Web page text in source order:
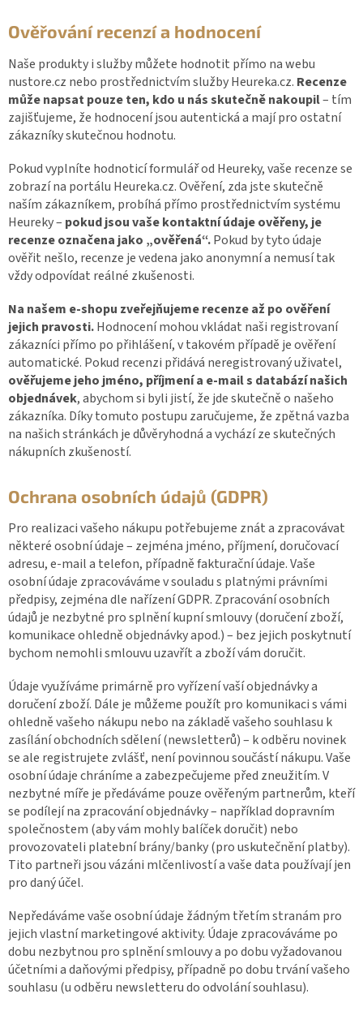
Ověřování recenzí a hodnocení
Naše produkty i služby můžete hodnotit přímo na webu
nustore.cz nebo prostřednictvím služby Heureka.cz. Recenze
může napsat pouze ten, kdo u nás skutečně nakoupil– tím
zajišťujeme, že hodnocení jsou autentická a mají pro ostatní
zákazníky skutečnou hodnotu.
Pokud vyplníte hodnoticí formulář od Heureky, vaše recenze se
zobrazí na portálu Heureka.cz. Ověření, zda jste skutečně
naším zákazníkem, probíhá přímo prostřednictvím systému
Heureky – pokud jsou vaše kontaktní údaje ověřeny, je
recenze označena jako „ověřená“.Pokud by tyto údaje
ověřit nešlo, recenze je vedena jako anonymní a nemusí tak
vždy odpovídat reálné zkušenosti.
Na našem e-shopu zveřejňujeme recenze až po ověření
jejich pravosti.Hodnocení mohou vkládat naši registrovaní
zákazníci přímo po přihlášení, v takovém případě je ověření
automatické. Pokud recenzi přidává neregistrovaný uživatel,
ověřujeme jeho jméno, příjmení a e-mail s databází našich
objednávek, abychom si byli jistí, že jde skutečně o našeho
zákazníka. Díky tomuto postupu zaručujeme, že zpětná vazba
na našich stránkách je důvěryhodná a vychází ze skutečných
nákupních zkušeností.
Ochrana osobních údajů (GDPR)
Pro realizaci vašeho nákupu potřebujeme znát a zpracovávat
některé osobní údaje – zejména jméno, příjmení, doručovací
adresu, e-mail a telefon, případně fakturační údaje. Vaše
osobní údaje zpracováváme v souladu s platnými právními
předpisy, zejména dle nařízení GDPR. Zpracování osobních
údajů je nezbytné pro splnění kupní smlouvy (doručení zboží,
komunikace ohledně objednávky apod.) – bez jejich poskytnutí
bychom nemohli smlouvu uzavřít a zboží vám doručit.
Údaje využíváme primárně pro vyřízení vaší objednávky a
doručení zboží. Dále je můžeme použít pro komunikaci s vámi
ohledně vašeho nákupu nebo na základě vašeho souhlasu k
zasílání obchodních sdělení (newsletterů) – k odběru novinek
se ale registrujete zvlášť, není povinnou součástí nákupu. Vaše
osobní údaje chráníme a zabezpečujeme před zneužitím. V
nezbytné míře je předáváme pouze ověřeným partnerům, kteří
se podílejí na zpracování objednávky – například dopravním
společnostem (aby vám mohly balíček doručit) nebo
provozovateli platební brány/banky (pro uskutečnění platby).
Tito partneři jsou vázáni mlčenlivostí a vaše data používají jen
pro daný účel.
Nepředáváme vaše osobní údaje žádným třetím stranám pro
jejich vlastní marketingové aktivity. Údaje zpracováváme po
dobu nezbytnou pro splnění smlouvy a po dobu vyžadovanou
účetními a daňovými předpisy, případně po dobu trvání vašeho
souhlasu (u odběru newsletteru do odvolání souhlasu).